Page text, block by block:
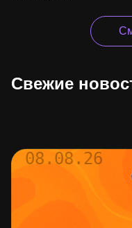
Свежие
08.08.26